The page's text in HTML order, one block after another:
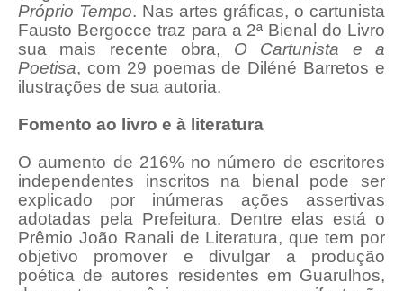
Próprio Tempo. Nas artes gráficas, o cartunista
Fausto Bergocce traz para a 2ª Bienal do Livro
sua mais recente obra, O Cartunista e a
Poetisa, com 29 poemas de Diléné Barretos e
ilustrações de sua autoria.
Fomento ao livro e à literatura
O aumento de 216% no número de escritores
independentes inscritos na bienal pode ser
explicado por inúmeras ações assertivas
adotadas pela Prefeitura. Dentre elas está o
Prêmio João Ranali de Literatura, que tem por
objetivo promover e divulgar a produção
poética de autores residentes em Guarulhos,